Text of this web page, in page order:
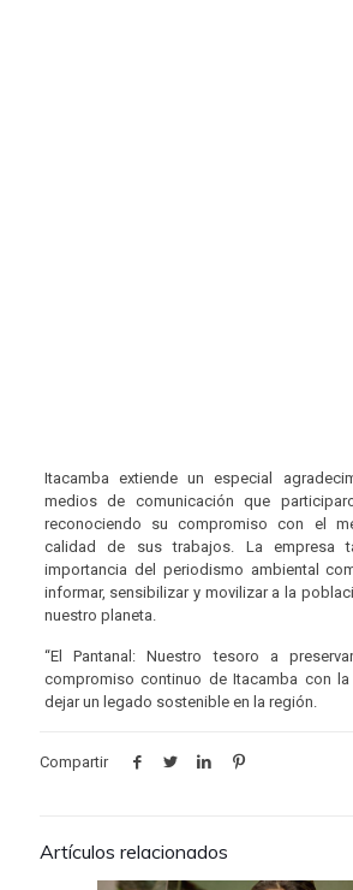
Itacamba extiende un especial
medios de comunicación que
reconociendo su compromiso con el
calidad de sus trabajos. La empresa
importancia del periodismo ambiental
informar, sensibilizar y movilizar a la
nuestro planeta.
“El Pantanal: Nuestro tesoro a
compromiso continuo de Itacamba con
dejar un legado sostenible en la región.
Compartir
Artículos relacionados